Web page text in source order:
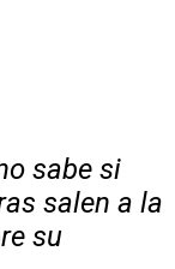
sabe si
salen a la
su